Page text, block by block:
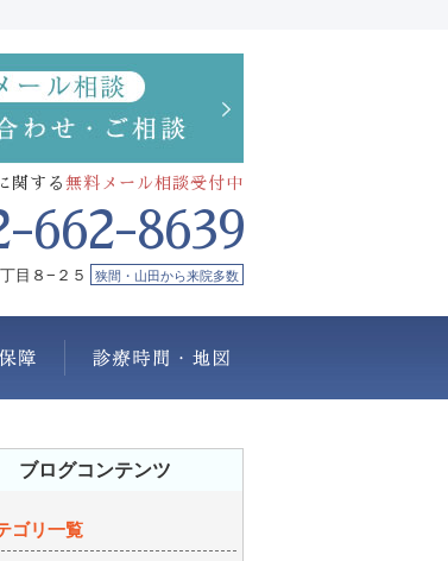
関する 無料メール相談受付中
662-8639
目８−２５ 狭間・山田から来院多数
治療費・保証
ブログコンテンツ
ゴリ一覧